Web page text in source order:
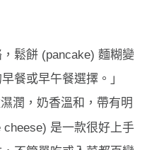
鬆餅 (pancake) 麵糊變
餐或早午餐選擇。」
潤，奶香溫和，帶有明
是一款很好上手